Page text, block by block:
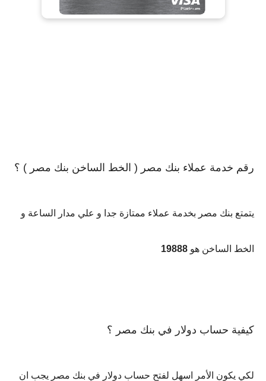
رقم خدمة عملاء بنك مصر ( الخط الساخن بنك مصر ) ؟
يتمتع بنك مصر بخدمة عملاء ممتازة جدا و علي مدار الساعة و
الخط الساخن هو 19888
كيفية حساب دولار في بنك مصر ؟
لكي يكون الأمر اسهل لفتح حساب دولار في بنك مصر يجب ان